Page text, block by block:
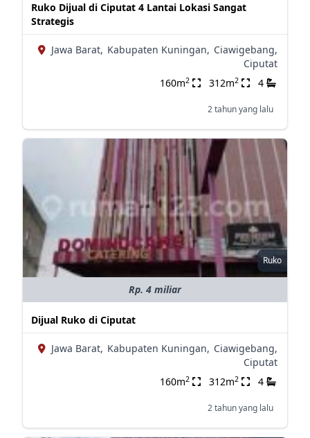
Ruko Dijual di Ciputat 4 Lantai Lokasi Sangat
Strategis
Jawa Barat, Kabupaten Kuningan, Ciawigebang,
Ciputat
160m2 312m2 4
2 tahun yang lalu
Ruko
Rp. 4 miliar
Dijual Ruko di Ciputat
Jawa Barat, Kabupaten Kuningan, Ciawigebang,
Ciputat
160m2 312m2 4
2 tahun yang lalu